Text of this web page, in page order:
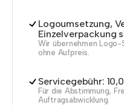
Logoumsetzung,
Einzelverpackung
Wir übernehmen Logo-
ohne Aufpreis.
Servicegebühr:
Für die Abstimmung,
Auftragsabwicklung.